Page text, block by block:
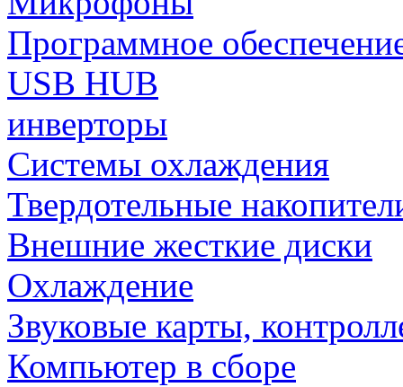
Программное
USB HUB
инверторы
Системы охлаждения
Твердотельные
Внешние жесткие диски
Охлаждение
Звуковые карты,
Компьютер в сборе